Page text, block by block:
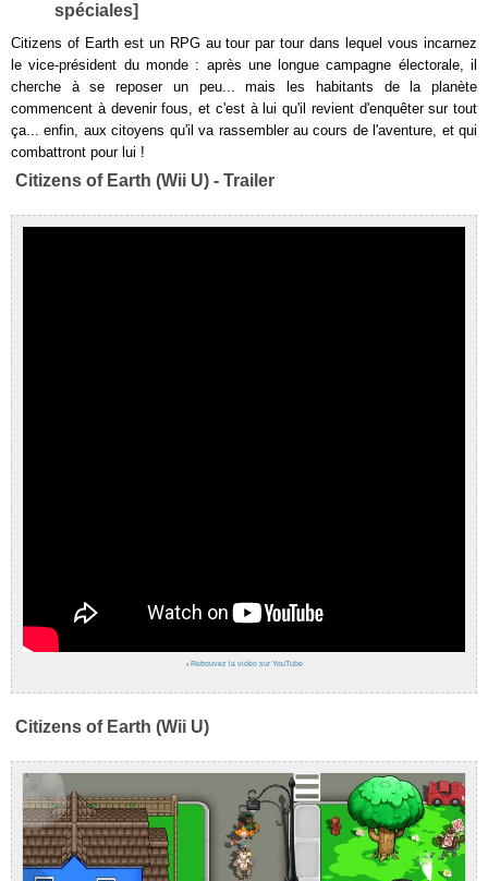
spéciales]
Citizens of Earth est un RPG au tour par tour dans lequel vous incarnez
le vice-président du monde : après une longue campagne électorale, il
cherche à se reposer un peu... mais les habitants de la planète
commencent à devenir fous, et c'est à lui qu'il revient d'enquêter sur tout
ça... enfin, aux citoyens qu'il va rassembler au cours de l'aventure, et qui
combattront pour lui !
Citizens of Earth (Wii U) - Trailer
› Retrouvez la vidéo sur YouTube
Citizens of Earth (Wii U)